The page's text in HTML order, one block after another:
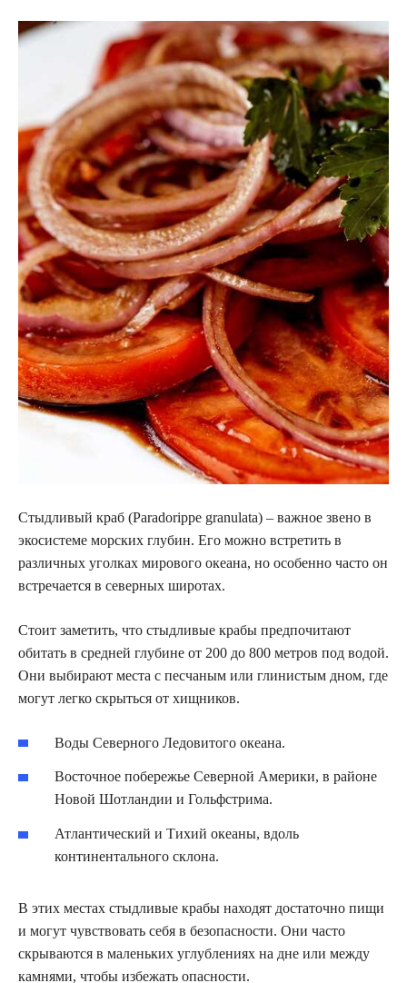
Стыдливый краб (Paradorippe granulata) – важное звено в
экосистеме морских глубин. Его можно встретить в
различных уголках мирового океана, но особенно часто он
встречается в северных широтах.
Стоит заметить, что стыдливые крабы предпочитают
обитать в средней глубине от 200 до 800 метров под водой.
Они выбирают места с песчаным или глинистым дном, где
могут легко скрыться от хищников.
Воды Северного Ледовитого океана.
Восточное побережье Северной Америки, в районе
Новой Шотландии и Гольфстрима.
Атлантический и Тихий океаны, вдоль
континентального склона.
В этих местах стыдливые крабы находят достаточно пищи
и могут чувствовать себя в безопасности. Они часто
скрываются в маленьких углублениях на дне или между
камнями, чтобы избежать опасности.